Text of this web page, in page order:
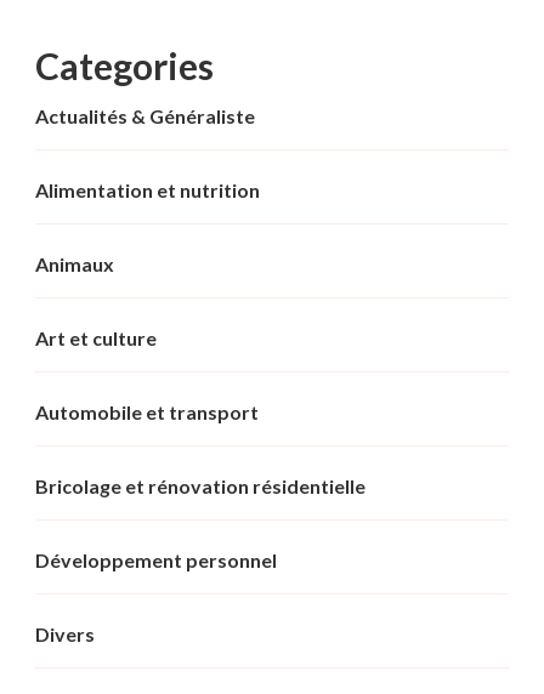
Categories
Actualités & Généraliste
Alimentation et nutrition
Animaux
Art et culture
Automobile et transport
Bricolage et rénovation résidentielle
Développement personnel
Divers